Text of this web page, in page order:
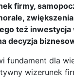
firmy,
też
decyzja
fundament dla
wizerunek